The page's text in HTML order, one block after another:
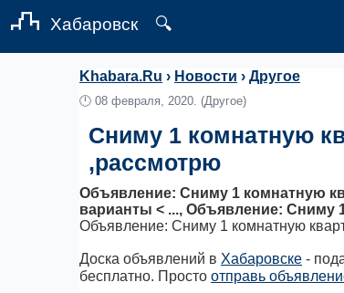
Хабаровск 🔍
Khabara.Ru › Новости › Другое
🕛 08 февраля, 2020. (Другое)
Сниму 1 комнатную
,рассмотрю
Объявление: Сниму 1 комнатную
варианты < ..., Объявление: Сниму
Объявление: Сниму 1 комнатную
Доска объявлений в Хабаровске -
бесплатно. Просто отправь